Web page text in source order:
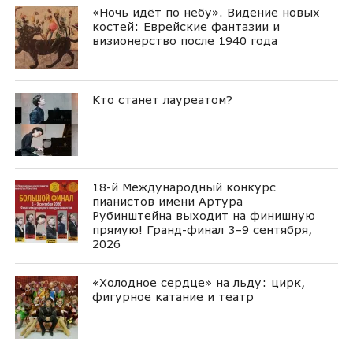
«Ночь идёт по небу». Видение новых
костей: Еврейские фантазии и
визионерство после 1940 года
Кто станет лауреатом?
18-й Международный конкурс
пианистов имени Артура
Рубинштейна выходит на финишную
прямую! Гранд-финал 3–9 сентября,
2026
«Холодное сердце» на льду: цирк,
фигурное катание и театр